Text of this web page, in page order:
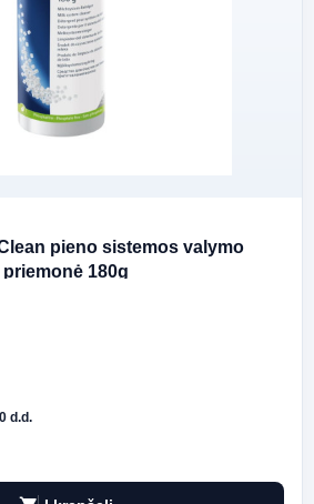
pieno sistemos valymo
priemonė 180g
d.d.